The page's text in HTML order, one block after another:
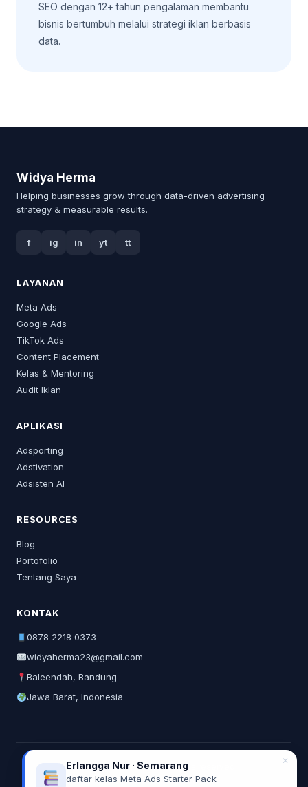
SEO dengan 12+ tahun pengalaman membantu
bisnis bertumbuh melalui strategi iklan berbasis
data.
Widya Herma
Helping businesses grow through data-driven advertising
strategy & measurable results.
f ig in yt tt
LAYANAN
Meta Ads
Google Ads
TikTok Ads
Content Placement
Kelas & Mentoring
Audit Iklan
APLIKASI
Adsporting
Adstivation
Adsisten AI
RESOURCES
Blog
Portofolio
Tentang Saya
KONTAK
0878 2218 0373
widyaherma23@gmail.com
Baleendah, Bandung
Jawa Barat, Indonesia
© 2026 Widya Herma. All rights reserved.
Privacy PolicyTerms of Service
Erlangga Nur · Semarang
daftar kelas Meta Ads Starter Pack
✕